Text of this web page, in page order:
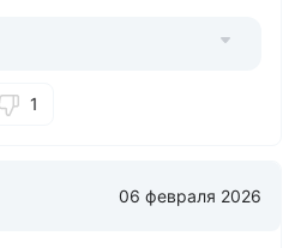
1
06 февраля 2026